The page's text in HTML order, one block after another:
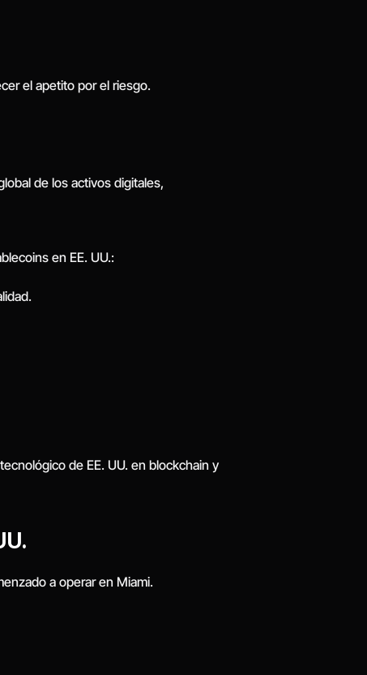
el apetito por el riesgo.
de los activos digitales,
en EE. UU.:
de EE. UU. en blockchain y
a operar en Miami.